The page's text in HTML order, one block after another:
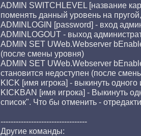
ADMIN SWITCHLEVEL [название
поменять данный уровень на
ADMINLOGIN [password] - вход
ADMINLOGOUT - выход
ADMIN SET UWeb.Webserver
(после смены уровня)
ADMIN SET UWeb.Webserver
становится недоступен (после
KICK [имя игрока] - выкинуть одного
KICKBAN [имя игрока] - Выкинуть
список". Что бы отменить -
----------------------------------
Другие команды: